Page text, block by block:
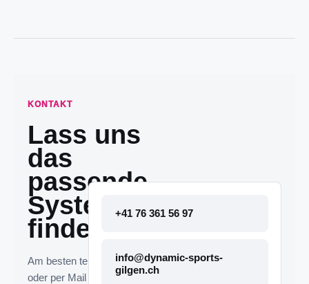
KONTAKT
Lass uns
das
passende
System
finden.
Am besten telefonisch
oder per Mail melden. Die
+41 76 361 56 97
info@dynamic-sports-
gilgen.ch